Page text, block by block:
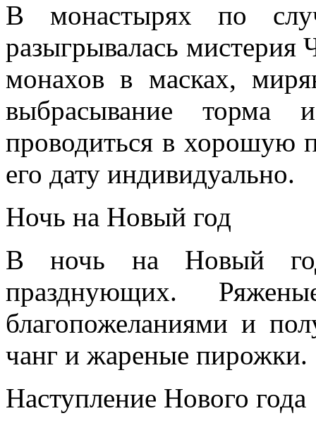
В монастырях по
разыгрывалась
монахов в масках,
выбрасывание
проводиться в хорошую
его дату индивидуально.
Ночь на Новый год
В ночь на Новый
празднующих.
благопожеланиями и
чанг и жареные пирожки.
Наступление Нового года